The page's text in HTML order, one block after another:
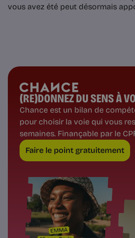
vous avez été peut désormais
(RE)DONNEZ DU SENS À
Chance est un bilan de
pour choisir la voie qui vous
semaines. Finançable par le
Faire le point gratuitement